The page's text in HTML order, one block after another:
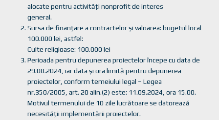
alocate pentru activităţi nonprofit de interes
general.
Sursa de finanţare a contractelor şi valoarea: bugetul local
100.000 lei, astfel:
Culte religioase: 100.000 lei
Perioada pentru depunerea proiectelor începe cu data de
29.08.2024, iar data şi ora limită pentru depunerea
proiectelor, conform temeiului legal – Legea
nr.350/2005, art. 20 alin.(2) este: 11.09.2024, ora 15.00.
Motivul termenului de 10 zile lucrătoare se datorează
necesităţii implementării proiectelor.